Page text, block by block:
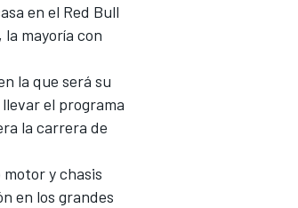
en el Red Bull
, la mayoría con
la que será su
el programa
la carrera de
motory chasis
en los grandes